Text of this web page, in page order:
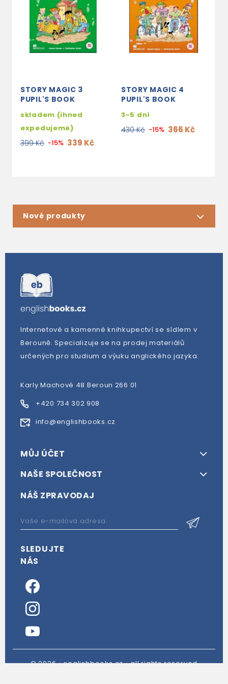
STORY MAGIC 3
PUPIL'S BOOK
skladem (ihned
expedujeme)
399 Kč -15% 339 Kč
STORY MAGIC 4
PUPIL'S BOOK
3-5 dní
430 Kč -15% 366 Kč
Nové produkty
Internetové a kamenné knihkupectví se sídlem v
Berouně. Specializuje se na prodej materiálů
určených pro studium a výuku anglického jazyka.
Karly Machové 48 Beroun 266 01
+420 734 302 908
info@englishbooks.cz
MŮJ ÚČET
NAŠE SPOLEČNOST
NÁŠ ZPRAVODAJ
SLEDUJTE
NÁS
© 2026・englishbooks.cz・all rights reserved